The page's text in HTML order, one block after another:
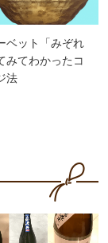
ベット「みぞれ
みてわかったコ
法